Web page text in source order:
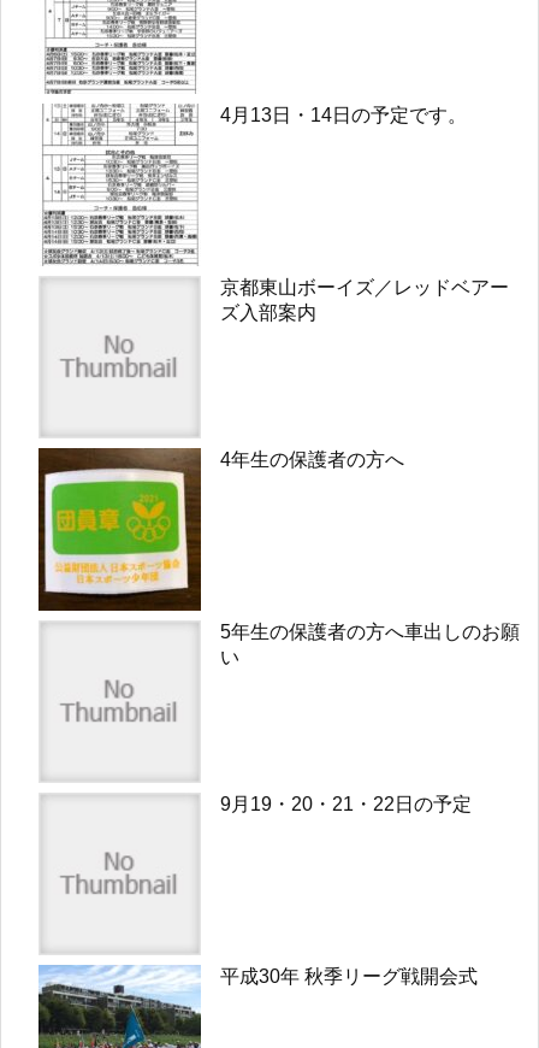
4月13日・14日の予定です。
京都東山ボーイズ／レッドベアー
ズ入部案内
4年生の保護者の方へ
5年生の保護者の方へ車出しのお願
い
9月19・20・21・22日の予定
平成30年 秋季リーグ戦開会式